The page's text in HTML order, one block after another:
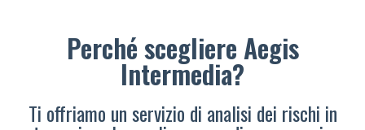
Perché scegliere Aegis
Intermedia?
Ti offriamo un servizio di analisi dei rischi in